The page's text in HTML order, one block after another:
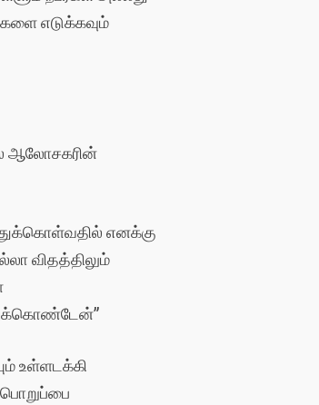
எடுக்கவும்
ஆலோசகரின்
எனக்கு
விதத்திலும்
உள்ளடக்கி
பொறுப்பை